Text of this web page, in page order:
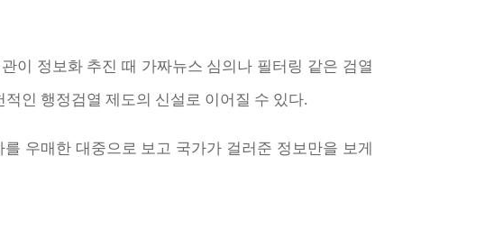
이 정보화 추진 때 가짜뉴스 심의나 필터링 같은 검열
인 행정검열 제도의 신설로 이어질 수 있다.
우매한 대중으로 보고 국가가 걸러준 정보만을 보게